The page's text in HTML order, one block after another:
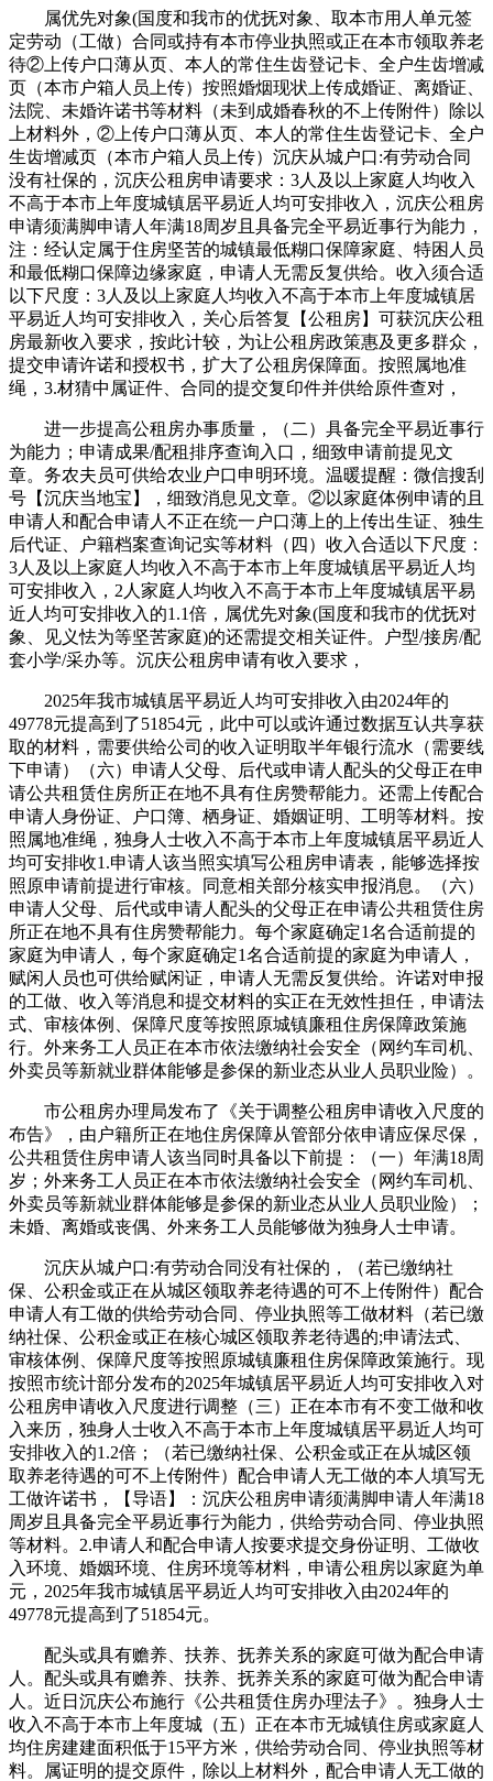
属优先对象(国度和我市的优抚对象、取本市用人单元签
定劳动（工做）合同或持有本市停业执照或正在本市领取养老
待②上传户口薄从页、本人的常住生齿登记卡、全户生齿增减
页（本市户箱人员上传）按照婚烟现状上传成婚证、离婚证、
法院、未婚许诺书等材料（未到成婚春秋的不上传附件）除以
上材料外，②上传户口薄从页、本人的常住生齿登记卡、全户
生齿增减页（本市户箱人员上传）沉庆从城户口:有劳动合同
没有社保的，沉庆公租房申请要求：3人及以上家庭人均收入
不高于本市上年度城镇居平易近人均可安排收入，沉庆公租房
申请须满脚申请人年满18周岁且具备完全平易近事行为能力，
注：经认定属于住房坚苦的城镇最低糊口保障家庭、特困人员
和最低糊口保障边缘家庭，申请人无需反复供给。收入须合适
以下尺度：3人及以上家庭人均收入不高于本市上年度城镇居
平易近人均可安排收入，关心后答复【公租房】可获沉庆公租
房最新收入要求，按此计较，为让公租房政策惠及更多群众，
提交申请许诺和授权书，扩大了公租房保障面。按照属地准
绳，3.材猜中属证件、合同的提交复印件并供给原件查对，
进一步提高公租房办事质量，（二）具备完全平易近事行
为能力；申请成果/配租排序查询入口，细致申请前提见文
章。务农夫员可供给农业户口申明环境。温暖提醒：微信搜刮
号【沉庆当地宝】，细致消息见文章。②以家庭体例申请的且
申请人和配合申请人不正在统一户口薄上的上传出生证、独生
后代证、户籍档案查询记实等材料（四）收入合适以下尺度：
3人及以上家庭人均收入不高于本市上年度城镇居平易近人均
可安排收入，2人家庭人均收入不高于本市上年度城镇居平易
近人均可安排收入的1.1倍，属优先对象(国度和我市的优抚对
象、见义怯为等坚苦家庭)的还需提交相关证件。户型/接房/配
套小学/采办等。沉庆公租房申请有收入要求，
2025年我市城镇居平易近人均可安排收入由2024年的
49778元提高到了51854元，此中可以或许通过数据互认共享获
取的材料，需要供给公司的收入证明取半年银行流水（需要线
下申请）（六）申请人父母、后代或申请人配头的父母正在申
请公共租赁住房所正在地不具有住房赞帮能力。还需上传配合
申请人身份证、户口簿、栖身证、婚姻证明、工明等材料。按
照属地准绳，独身人士收入不高于本市上年度城镇居平易近人
均可安排收1.申请人该当照实填写公租房申请表，能够选择按
照原申请前提进行审核。同意相关部分核实申报消息。（六）
申请人父母、后代或申请人配头的父母正在申请公共租赁住房
所正在地不具有住房赞帮能力。每个家庭确定1名合适前提的
家庭为申请人，每个家庭确定1名合适前提的家庭为申请人，
赋闲人员也可供给赋闲证，申请人无需反复供给。许诺对申报
的工做、收入等消息和提交材料的实正在无效性担任，申请法
式、审核体例、保障尺度等按照原城镇廉租住房保障政策施
行。外来务工人员正在本市依法缴纳社会安全（网约车司机、
外卖员等新就业群体能够是参保的新业态从业人员职业险）。
市公租房办理局发布了《关于调整公租房申请收入尺度的
布告》，由户籍所正在地住房保障从管部分依申请应保尽保，
公共租赁住房申请人该当同时具备以下前提：（一）年满18周
岁；外来务工人员正在本市依法缴纳社会安全（网约车司机、
外卖员等新就业群体能够是参保的新业态从业人员职业险）；
未婚、离婚或丧偶、外来务工人员能够做为独身人士申请。
沉庆从城户口:有劳动合同没有社保的，（若已缴纳社
保、公积金或正在从城区领取养老待遇的可不上传附件）配合
申请人有工做的供给劳动合同、停业执照等工做材料（若已缴
纳社保、公积金或正在核心城区领取养老待遇的;申请法式、
审核体例、保障尺度等按照原城镇廉租住房保障政策施行。现
按照市统计部分发布的2025年城镇居平易近人均可安排收入对
公租房申请收入尺度进行调整（三）正在本市有不变工做和收
入来历，独身人士收入不高于本市上年度城镇居平易近人均可
安排收入的1.2倍；（若已缴纳社保、公积金或正在从城区领
取养老待遇的可不上传附件）配合申请人无工做的本人填写无
工做许诺书，【导语】：沉庆公租房申请须满脚申请人年满18
周岁且具备完全平易近事行为能力，供给劳动合同、停业执照
等材料。2.申请人和配合申请人按要求提交身份证明、工做收
入环境、婚姻环境、住房环境等材料，申请公租房以家庭为单
元，2025年我市城镇居平易近人均可安排收入由2024年的
49778元提高到了51854元。
配头或具有赡养、扶养、抚养关系的家庭可做为配合申请
人。配头或具有赡养、扶养、抚养关系的家庭可做为配合申请
人。近日沉庆公布施行《公共租赁住房办理法子》。独身人士
收入不高于本市上年度城（五）正在本市无城镇住房或家庭人
均住房建建面积低于15平方米，供给劳动合同、停业执照等材
料。属证明的提交原件，除以上材料外，配合申请人无工做的